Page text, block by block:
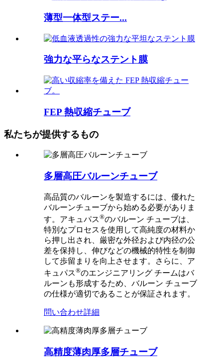
薄型一体型ステー...
強力な平らなステント膜
FEP 熱収縮チューブ
私たちが提供するもの
多層高圧バルーンチューブ
高品質のバルーンを製造するには、優れた
バルーンチューブから始める必要がありま
す。アキュパス®のバルーン チューブは、
特別なプロセスを使用して高純度の材料か
ら押し出され、厳密な外径および内径の公
差を保持し、伸びなどの機械的特性を制御
して歩留まりを向上させます。さらに、ア
キュパス®のエンジニアリング チームはバ
ルーンも形成するため、バルーン チューブ
の仕様が適切であることが保証されます。
問い合わせ詳細
高精度薄肉厚多層チューブ